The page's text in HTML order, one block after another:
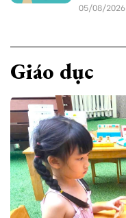
05/08/2026
Giáo dục